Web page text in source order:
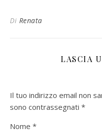
Di Renata
LASCIA
Il tuo indirizzo email non
sono contrassegnati *
Nome *